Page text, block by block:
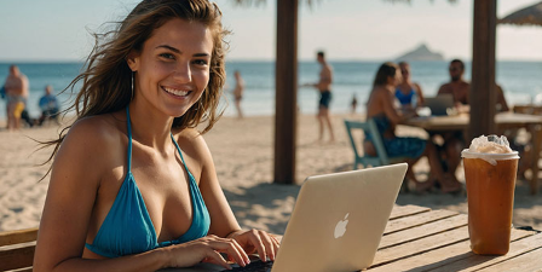
Wie
spielerische
Herausforderungen
peinliche
Momente
schaffen